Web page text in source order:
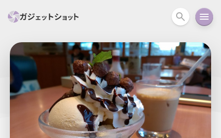
スマホ PC関連 カメラ ウェア
セール情報 スマートホーム アクションカメラ カメラ
iPhone iPad Mac Android